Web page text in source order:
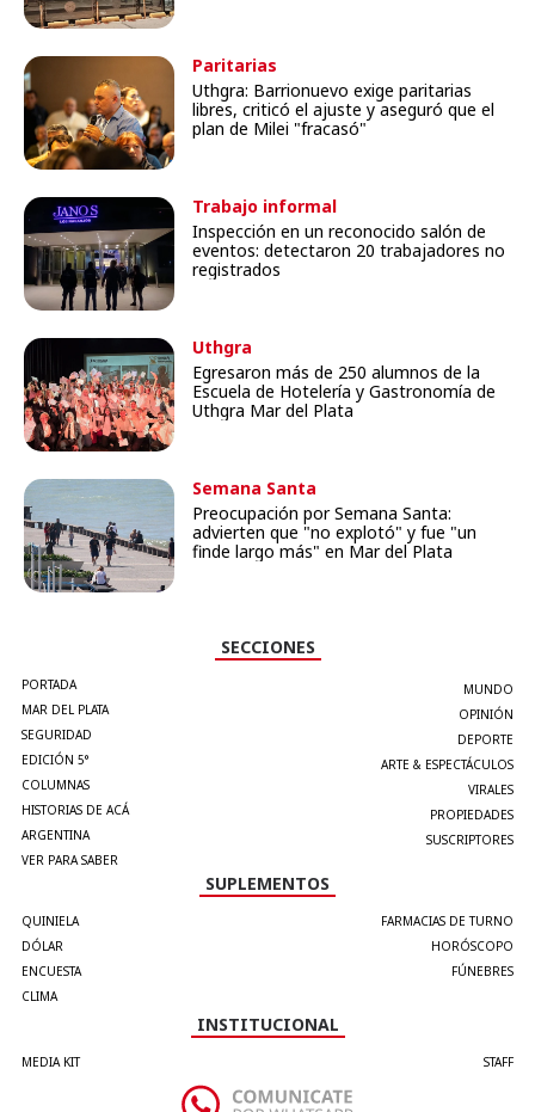
Paritarias
Uthgra: Barrionuevo exige paritarias
libres, criticó el ajuste y aseguró que el
plan de Milei "fracasó"
Trabajo informal
Inspección en un reconocido salón de
eventos: detectaron 20 trabajadores no
registrados
Uthgra
Egresaron más de 250 alumnos de la
Escuela de Hotelería y Gastronomía de
Uthgra Mar del Plata
Semana Santa
Preocupación por Semana Santa:
advierten que "no explotó" y fue "un
finde largo más" en Mar del Plata
SECCIONES
PORTADA
MAR DEL PLATA
SEGURIDAD
EDICIÓN 5°
COLUMNAS
HISTORIAS DE ACÁ
ARGENTINA
VER PARA SABER
MUNDO
OPINIÓN
DEPORTE
ARTE & ESPECTÁCULOS
VIRALES
PROPIEDADES
SUSCRIPTORES
SUPLEMENTOS
QUINIELA
DÓLAR
ENCUESTA
CLIMA
FARMACIAS DE TURNO
HORÓSCOPO
FÚNEBRES
INSTITUCIONAL
MEDIA KIT STAFF